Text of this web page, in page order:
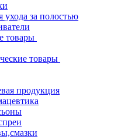
ухода за полостью
товары
товары
продукция